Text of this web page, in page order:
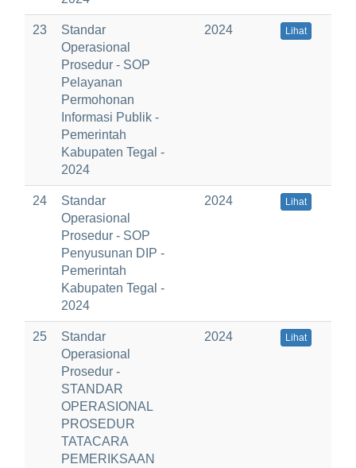
23
Standar
Operasional
Prosedur - SOP
Pelayanan
Permohonan
Informasi Publik -
Pemerintah
Kabupaten Tegal -
2024
2024 Lihat
24
Standar
Operasional
Prosedur - SOP
Penyusunan DIP -
Pemerintah
Kabupaten Tegal -
2024
2024 Lihat
25
Standar
Operasional
Prosedur -
STANDAR
OPERASIONAL
PROSEDUR
TATACARA
PEMERIKSAAN
2024 Lihat